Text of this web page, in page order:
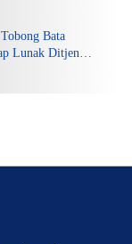
Bata
Lunak Ditjen